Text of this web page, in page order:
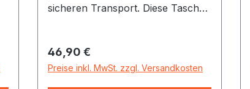
sicheren Transport. Diese Tasche
dicke Polsterung,
wasserabweisendes Nylongewebe,
Regulärer Preis:
46,90 €
Preise inkl. MwSt. zzgl. Versandkosten